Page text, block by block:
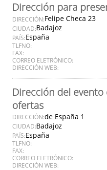
Dirección para
DIRECCIÓN:Felipe Checa 23
CIUDAD:Badajoz
PAÍS:España
TLFNO:
FAX:
CORREO ELETRÓNICO:
DIRECCIÓN WEB:
Dirección del
ofertas
DIRECCIÓN:de España 1
CIUDAD:Badajoz
PAÍS:España
TLFNO:
FAX:
CORREO ELETRÓNICO:
DIRECCIÓN WEB: